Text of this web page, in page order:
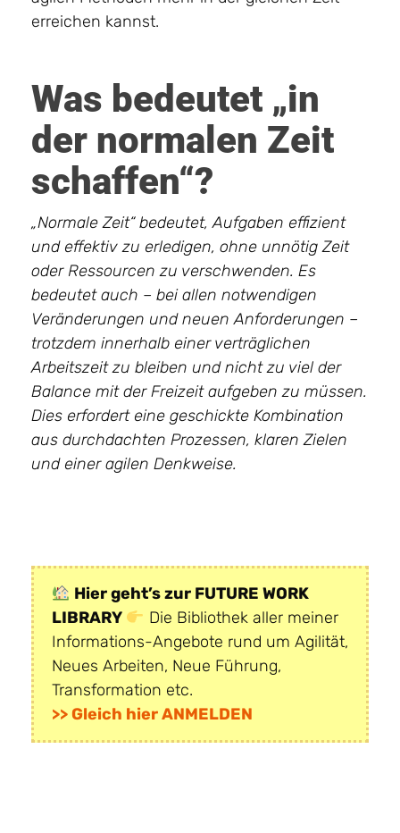
erreichen kannst.
Was bedeutet „in
der normalen Zeit
schaffen“?
„Normale Zeit“ bedeutet, Aufgaben effizient
und effektiv zu erledigen, ohne unnötig Zeit
oder Ressourcen zu verschwenden. Es
bedeutet auch – bei allen notwendigen
Veränderungen und neuen Anforderungen –
trotzdem innerhalb einer verträglichen
Arbeitszeit zu bleiben und nicht zu viel der
Balance mit der Freizeit aufgeben zu müssen.
Dies erfordert eine geschickte Kombination
aus durchdachten Prozessen, klaren Zielen
und einer agilen Denkweise.
Hier geht’s zur FUTURE WORK
LIBRARY
Die Bibliothek aller meiner
Informations-Angebote rund um Agilität,
Neues Arbeiten, Neue Führung,
Transformation etc.
>> Gleich hier ANMELDEN